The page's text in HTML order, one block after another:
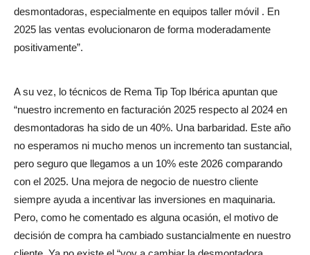
desmontadoras, especialmente en equipos taller móvil . En
2025 las ventas evolucionaron de forma moderadamente
positivamente”.
A su vez, lo técnicos de Rema Tip Top Ibérica apuntan que
“nuestro incremento en facturación 2025 respecto al 2024 en
desmontadoras ha sido de un 40%. Una barbaridad. Este año
no esperamos ni mucho menos un incremento tan sustancial,
pero seguro que llegamos a un 10% este 2026 comparando
con el 2025. Una mejora de negocio de nuestro cliente
siempre ayuda a incentivar las inversiones en maquinaria.
Pero, como he comentado es alguna ocasión, el motivo de
decisión de compra ha cambiado sustancialmente en nuestro